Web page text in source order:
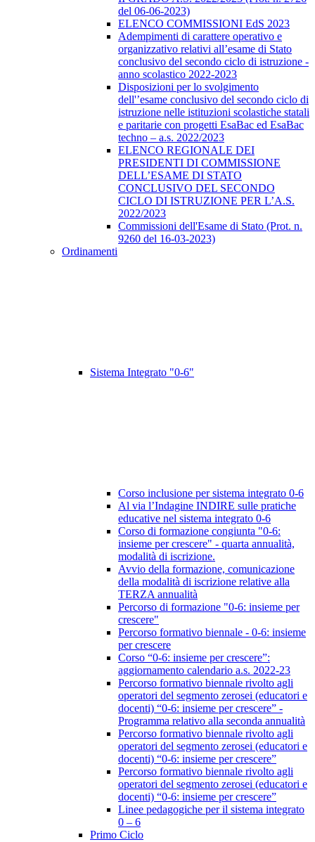
del 06-06-2023)
ELENCO COMMISSIONI EdS 2023
Adempimenti di carattere operativo e
organizzativo relativi all’esame di Stato
conclusivo del secondo ciclo di istruzione -
anno scolastico 2022-2023
Disposizioni per lo svolgimento
dell'’esame conclusivo del secondo ciclo di
istruzione nelle istituzioni scolastiche statali
e paritarie con progetti EsaBac ed EsaBac
techno – a.s. 2022/2023
ELENCO REGIONALE DEI
PRESIDENTI DI COMMISSIONE
DELL’ESAME DI STATO
CONCLUSIVO DEL SECONDO
CICLO DI ISTRUZIONE PER L’A.S.
2022/2023
Commissioni dell'Esame di Stato (Prot. n.
9260 del 16-03-2023)
Ordinamenti
Sistema Integrato "0-6"
Corso inclusione per sistema integrato 0-6
Al via l’Indagine INDIRE sulle pratiche
educative nel sistema integrato 0-6
Corso di formazione congiunta "0-6:
insieme per crescere" - quarta annualità,
modalità di iscrizione.
Avvio della formazione, comunicazione
della modalità di iscrizione relative alla
TERZA annualità
Percorso di formazione "0-6: insieme per
crescere"
Percorso formativo biennale - 0-6: insieme
per crescere
Corso “0-6: insieme per crescere”:
aggiornamento calendario a.s. 2022-23
Percorso formativo biennale rivolto agli
operatori del segmento zerosei (educatori e
docenti) “0-6: insieme per crescere” -
Programma relativo alla seconda annualità
Percorso formativo biennale rivolto agli
operatori del segmento zerosei (educatori e
docenti) “0-6: insieme per crescere”
Percorso formativo biennale rivolto agli
operatori del segmento zerosei (educatori e
docenti) “0-6: insieme per crescere”
Linee pedagogiche per il sistema integrato
0 – 6
Primo Ciclo